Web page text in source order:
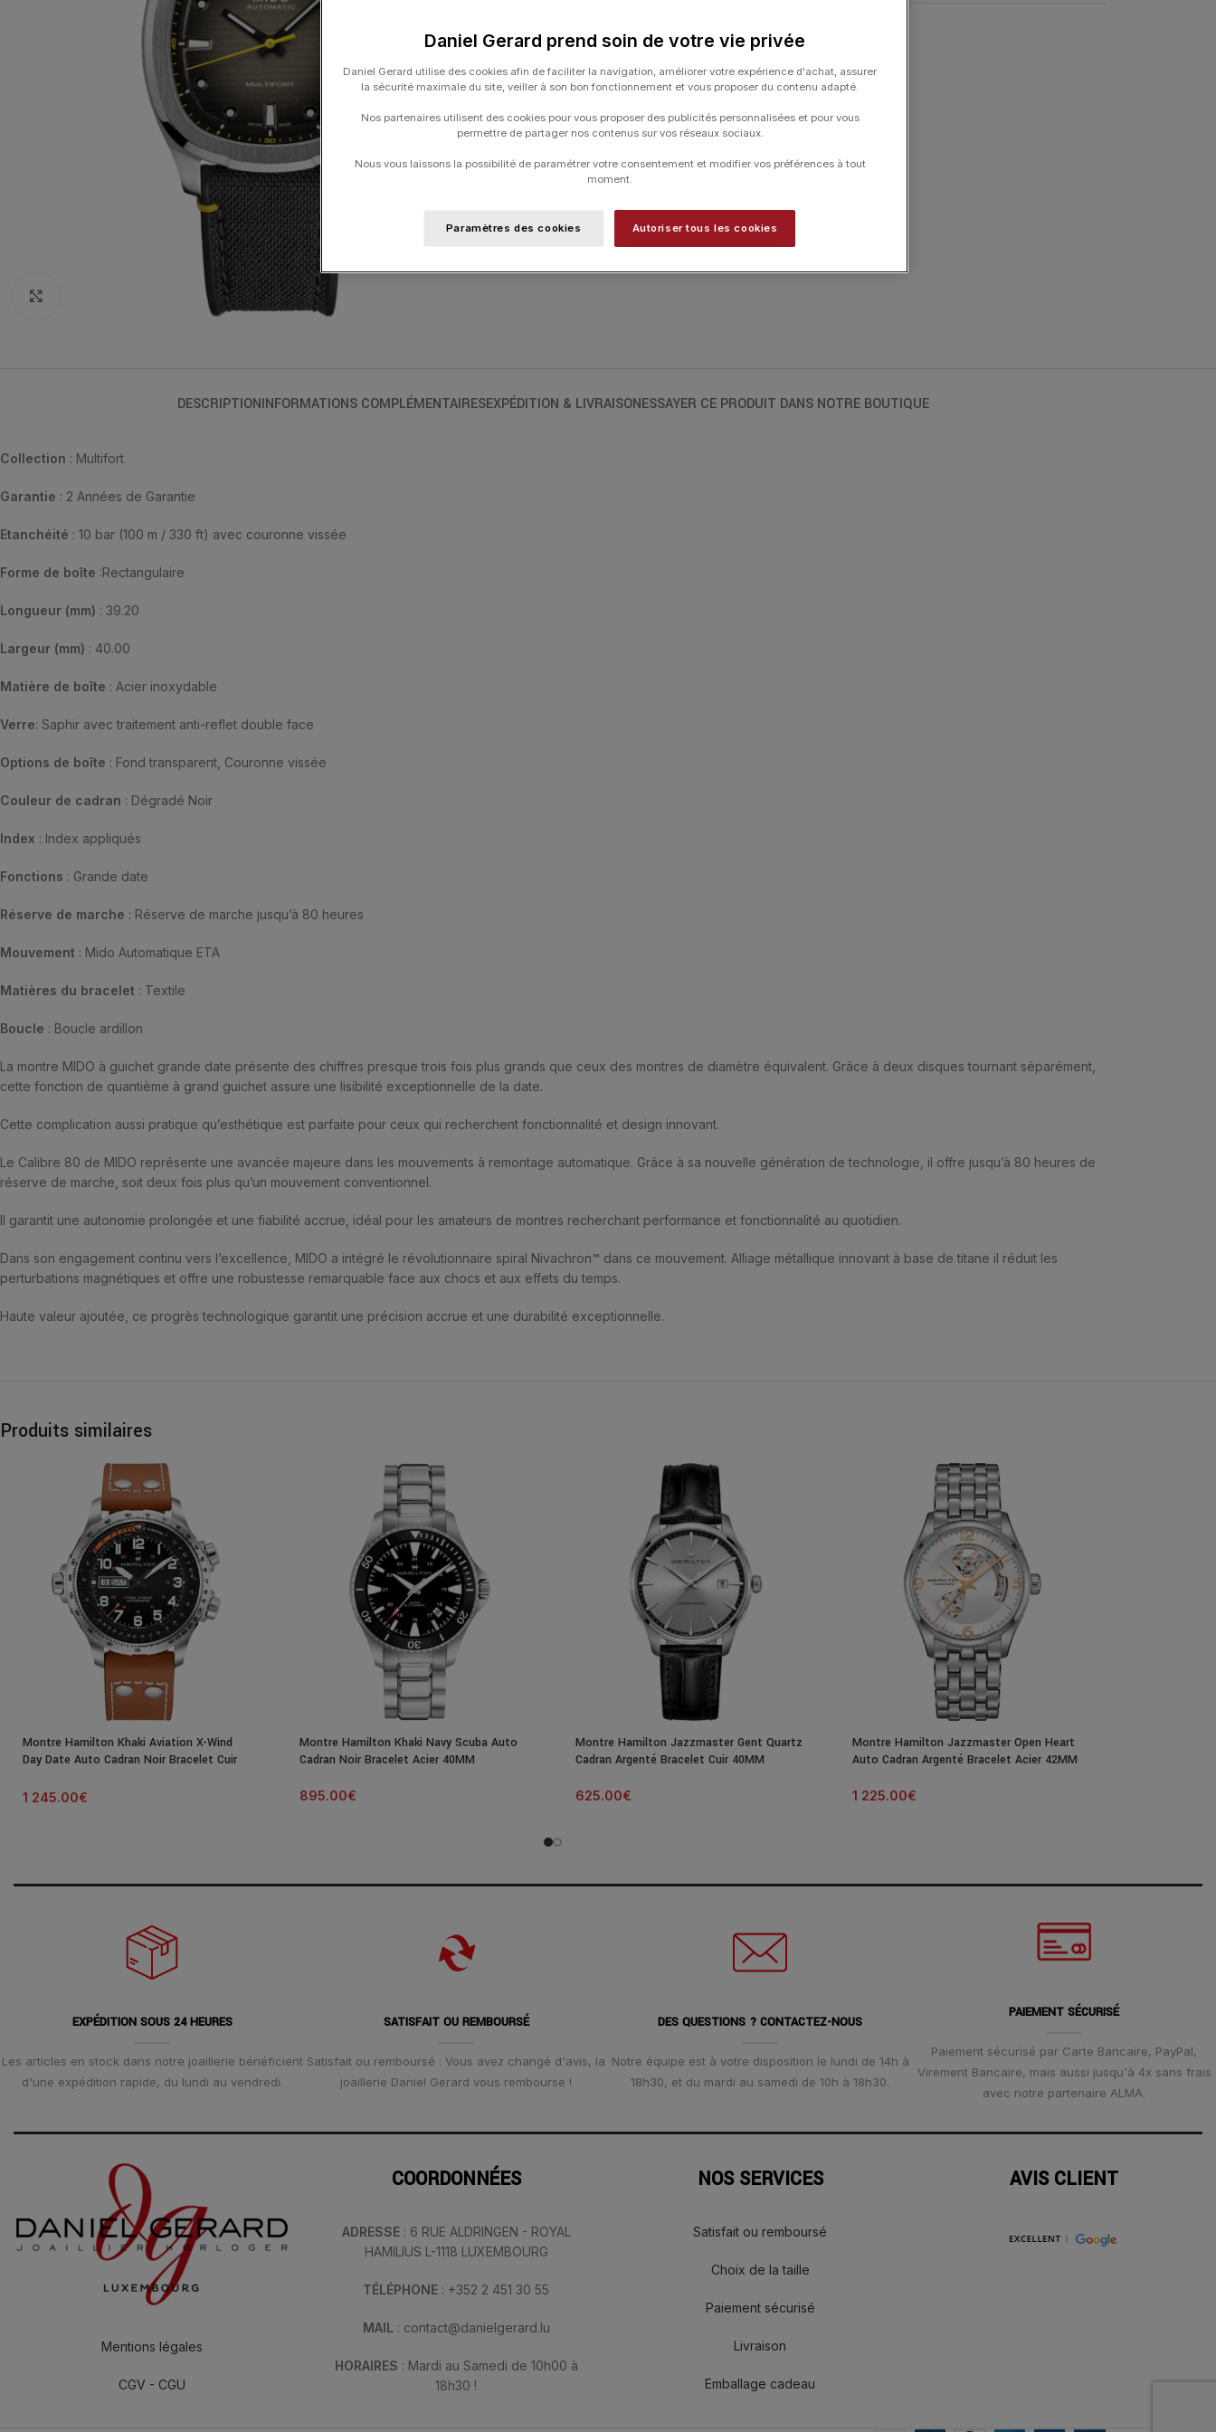
UGS :
M049.526.17.081.01
Catégories : HORLOGERIE, MIDO Multifort TV Big Date
DESCRIPTIONINFORMATIONS COMPLÉMENTAIRESEXPÉDITION & LIVRAISONESSAYER CE PRODUIT DANS NOTRE BOUTIQUE
Collection : Multifort
Garantie : 2 Années de Garantie
Etanchéité : 10 bar (100 m / 330 ft) avec couronne vissée
Forme de boîte :Rectangulaire
Longueur (mm) : 39.20
Largeur (mm) : 40.00
Matière de boîte : Acier inoxydable
Verre: Saphir avec traitement anti-reflet double face
Options de boîte : Fond transparent, Couronne vissée
Couleur de cadran : Dégradé Noir
Index : Index appliqués
Fonctions : Grande date
Réserve de marche : Réserve de marche jusqu’à 80 heures
Mouvement : Mido Automatique ETA
Matières du bracelet : Textile
Boucle : Boucle ardillon
La montre MIDO à guichet grande date présente des chiffres presque trois fois plus grands que ceux des montres de diamètre équivalent. Grâce à deux disques tournant séparément,
cette fonction de quantième à grand guichet assure une lisibilité exceptionnelle de la date.
Cette complication aussi pratique qu’esthétique est parfaite pour ceux qui recherchent fonctionnalité et design innovant.
Le Calibre 80 de MIDO représente une avancée majeure dans les mouvements à remontage automatique. Grâce à sa nouvelle génération de technologie, il offre jusqu’à 80 heures de
réserve de marche, soit deux fois plus qu’un mouvement conventionnel.
Il garantit une autonomie prolongée et une fiabilité accrue, idéal pour les amateurs de montres recherchant performance et fonctionnalité au quotidien.
Dans son engagement continu vers l’excellence, MIDO a intégré le révolutionnaire spiral Nivachron™ dans ce mouvement. Alliage métallique innovant à base de titane il réduit les
perturbations magnétiques et offre une robustesse remarquable face aux chocs et aux effets du temps.
Haute valeur ajoutée, ce progrès technologique garantit une précision accrue et une durabilité exceptionnelle.
Produits similaires
Montre Hamilton Khaki Aviation X-Wind
Day Date Auto Cadran Noir Bracelet Cuir
1 245.00€
Montre Hamilton Khaki Navy Scuba Auto
Cadran Noir Bracelet Acier 40MM
895.00€
Montre Hamilton Jazzmaster Gent Quartz
Cadran Argenté Bracelet Cuir 40MM
625.00€
Montre Hamilton Jazzmaster Open Heart
Auto Cadran Argenté Bracelet Acier 42MM
1 225.00€
EXPÉDITION SOUS 24 HEURES
Les articles en stock dans notre joaillerie bénéficient
d'une expédition rapide, du lundi au vendredi.
SATISFAIT OU REMBOURSÉ
Satisfait ou remboursé : Vous avez changé d'avis, la
joaillerie Daniel Gerard vous rembourse !
DES QUESTIONS ? CONTACTEZ-NOUS
Notre équipe est à votre disposition le lundi de 14h à
18h30, et du mardi au samedi de 10h à 18h30.
PAIEMENT SÉCURISÉ
Paiement sécurisé par Carte Bancaire, PayPal,
Virement Bancaire, mais aussi jusqu'à 4x sans frais
avec notre partenaire ALMA.
Mentions légales
CGV - CGU
COORDONNÉES
ADRESSE: 6 RUE ALDRINGEN - ROYAL
HAMILIUS L-1118 LUXEMBOURG
TÉLÉPHONE : +352 2 451 30 55
MAIL : contact@danielgerard.lu
HORAIRES : Mardi au Samedi de 10h00 à
18h30 !
NOS SERVICES
Satisfait ou remboursé
Choix de la taille
Paiement sécurisé
Livraison
Emballage cadeau
AVIS CLIENT
Daniel Gerard prend soin de votre vie privée
Daniel Gerard utilise des cookies afin de faciliter la navigation, améliorer votre expérience d'achat, assurer
la sécurité maximale du site, veiller à son bon fonctionnement et vous proposer du contenu adapté.
Nos partenaires utilisent des cookies pour vous proposer des publicités personnalisées et pour vous
permettre de partager nos contenus sur vos réseaux sociaux.
Nous vous laissons la possibilité de paramétrer votre consentement et modifier vos préférences à tout
moment.
Paramètres des cookies Autoriser tous les cookies